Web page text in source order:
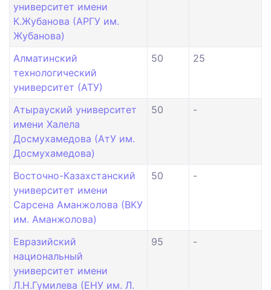
университет имени
К.Жубанова (АРГУ им.
Жубанова)
Алматинский
технологический
университет (АТУ)
50 25
Атырауский университет
имени Халела
Досмухамедова (АтУ им.
Досмухамедова)
50 -
Восточно-Казахстанский
университет имени
Сарсена Аманжолова (ВКУ
им. Аманжолова)
50 -
Евразийский
национальный
университет имени
Л.Н.Гумилева (ЕНУ им. Л.
95 -